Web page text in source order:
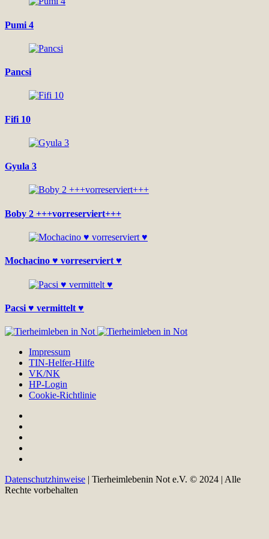
Pumi 4
Pancsi
Fifi 10
Gyula 3
Boby 2 +++vorreserviert+++
Mochacino ♥ vorreserviert ♥
Pacsi ♥ vermittelt ♥
Impressum
TIN-Helfer-Hilfe
VK/NK
HP-Login
Cookie-Richtlinie
Datenschutzhinweise | Tierheimlebenin Not e.V. © 2024 | Alle
Rechte vorbehalten